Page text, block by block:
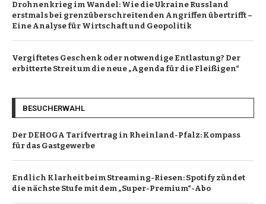
Drohnenkrieg im Wandel: Wie die Ukraine Russland
erstmals bei grenzüberschreitenden Angriffen übertrifft –
Eine Analyse für Wirtschaft und Geopolitik
Vergiftetes Geschenk oder notwendige Entlastung? Der
erbitterte Streit um die neue „Agenda für die Fleißigen“
BESUCHERWAHL
Der DEHOGA Tarifvertrag in Rheinland-Pfalz: Kompass
für das Gastgewerbe
Endlich Klarheit beim Streaming-Riesen: Spotify zündet
die nächste Stufe mit dem „Super-Premium“-Abo